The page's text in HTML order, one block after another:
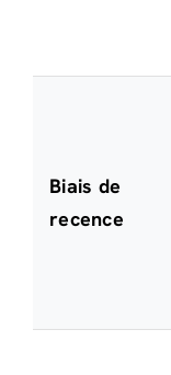
Biais de
recence